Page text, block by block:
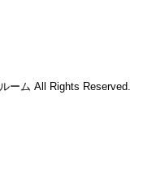
ーム All Rights Reserved.